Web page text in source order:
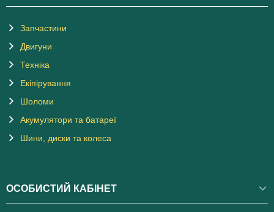
Запчастини
Двигуни
Техніка
Екіпірування
Шоломи
Акумулятори та батареї
Шини, диски та колеса
ОСОБИСТИЙ КАБІНЕТ